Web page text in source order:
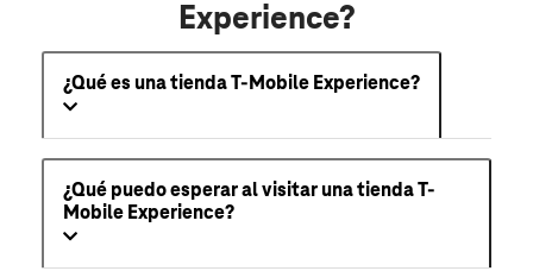
Experience?
¿Qué es una tienda T-Mobile Experience?
¿Qué puedo esperar al visitar una tienda T-
Mobile Experience?